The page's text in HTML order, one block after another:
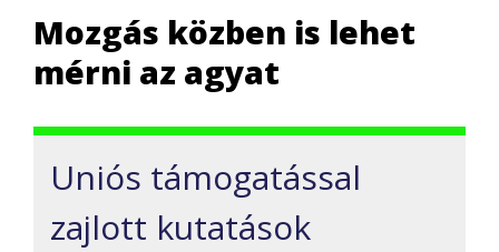
Mozgás közben is lehet
mérni az agyat
Uniós támogatással
zajlott kutatások